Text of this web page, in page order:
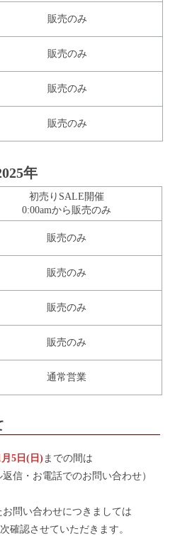
販売のみ
販売のみ
販売のみ
販売のみ
年
初売りSALE開催
0:00amから販売のみ
販売のみ
販売のみ
販売のみ
販売のみ
通常営業
5日(日) までの間は
信・お電話でのお問い合わせ）
問い合わせにつきましては
確認させていただきます。